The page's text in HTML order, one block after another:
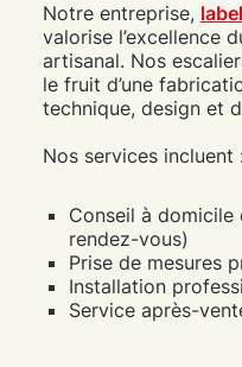
Notre entreprise,
valorise l’excellence
artisanal. Nos
le fruit d’une
technique, design et
Nos services incluent
Conseil à
rendez-vous)
Prise de mesures
Installation
Service après-